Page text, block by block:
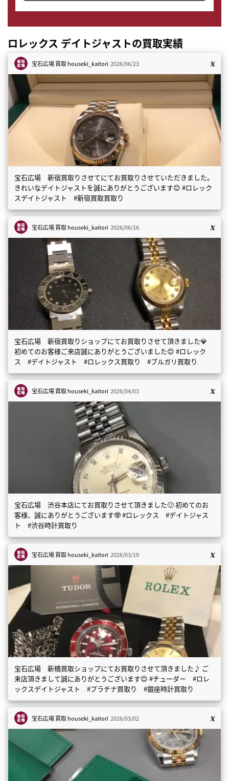
ロレックス デイトジャストの買取実績
宝石広場 買取houseki_kaitori 2026/06/23
宝石広場 新宿買取りさせてにてお買取りさせていただきました。
きれいなデイトジャストを誠にありがとうございます😊 #ロレック
スデイトジャスト #新宿買取買取り
宝石広場 買取houseki_kaitori 2026/06/16
宝石広場 新宿買取りショップにてお買取りさせて頂きました💎
初めてのお客様ご来店誠にありがとうございました😊 #ロレック
ス #デイトジャスト #ロレックス買取り #ブルガリ買取り
宝石広場 買取houseki_kaitori 2026/04/03
宝石広場 渋谷本店にてお買取りさせて頂きました🙂 初めてのお
客様、誠にありがとうございます🤓 #ロレックス #デイトジャス
ト #渋谷時計買取り
宝石広場 買取houseki_kaitori 2026/03/19
宝石広場 新橋買取ショップにてお買取りさせて頂きました♪ ご
来店頂きまして誠にありがとうございます😊 #チューダー #ロレ
ックスデイトジャスト #プラチナ買取り #銀座時計買取り
宝石広場 買取houseki_kaitori 2026/03/02